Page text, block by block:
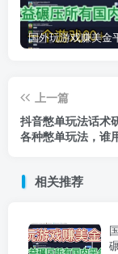
上一篇
抖音憋单玩法话术
各种憋单玩法，谁
相关推荐